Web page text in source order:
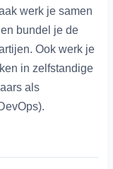
werk je samen
bundel je de
Ook werk je
in zelfstandige
als